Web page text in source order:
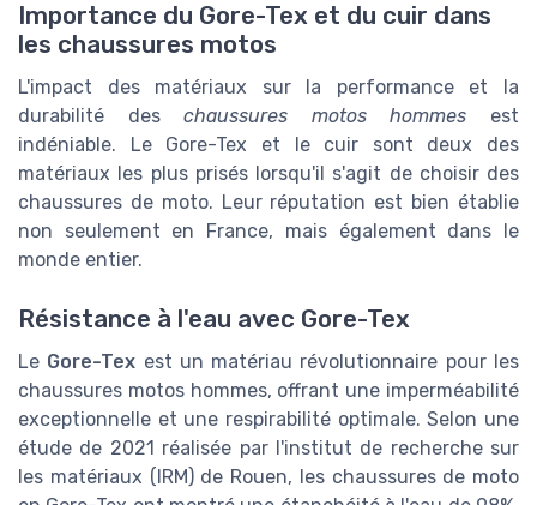
Importance du Gore-Tex et du cuir dans
les chaussures motos
L'impact des matériaux sur la performance et la
durabilité deschaussures motos hommes est
indéniable. Le Gore-Tex et le cuir sont deux des
matériaux les plus prisés lorsqu'il s'agit de choisir des
chaussures de moto. Leur réputation est bien établie
non seulement en France, mais également dans le
monde entier.
Résistance à l'eau avec Gore-Tex
Le Gore-Tex est un matériau révolutionnaire pour les
chaussures motos hommes, offrant une imperméabilité
exceptionnelle et une respirabilité optimale. Selon une
étude de 2021 réalisée par l'institut de recherche sur
les matériaux (IRM) de Rouen, les chaussures de moto